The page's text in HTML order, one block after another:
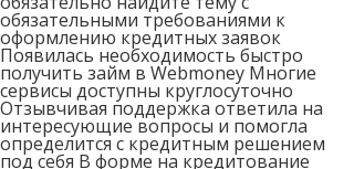
обязательными требованиями к
оформлению кредитных заявок
Появилась необходимость быстро
получить займ в Webmoney Многие
сервисы доступны круглосуточно
Отзывчивая поддержка ответила на
интересующие вопросы и помогла
определится с кредитным решением
под себя В форме на кредитование